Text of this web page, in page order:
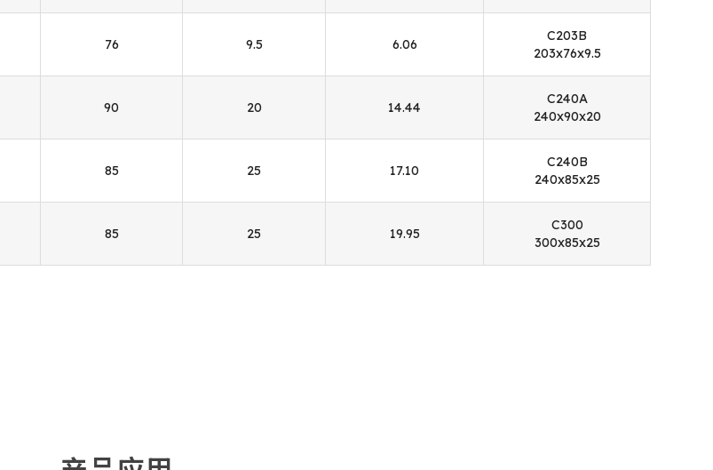
76 9.5 6.06
C203B
203x76x9.5
90 20 14.44
C240A
240x90x20
85 25 17.10
C240B
240x85x25
85 25 19.95
C300
300x85x25